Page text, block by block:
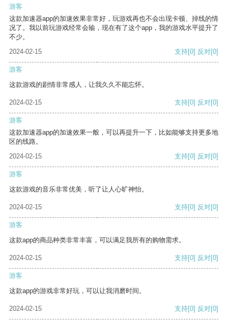
游客
这款加速器app的加速效果非常好，玩游戏再也不会出现卡顿、掉线的情
况了。我以前玩游戏经常会输，现在有了这个app，我的游戏水平提升了
不少。
2024-02-15
支持[0] 反对[0]
游客
这款游戏的剧情非常感人，让我久久不能忘怀。
2024-02-15 支持[0] 反对[0]
游客
这款加速器app的加速效果一般，可以再提升一下，比如能够支持更多地
区的线路。
2024-02-15
支持[0] 反对[0]
游客
这款游戏的音乐非常优美，听了让人心旷神怡。
2024-02-15 支持[0] 反对[0]
游客
这款app的商品种类非常丰富，可以满足我所有的购物需求。
2024-02-15 支持[0] 反对[0]
游客
这款app的游戏非常好玩，可以让我消磨时间。
2024-02-15 支持[0] 反对[0]